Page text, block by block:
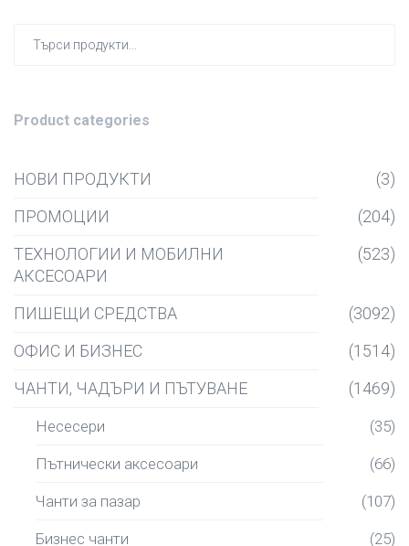
Product categories
НОВИ ПРОДУКТИ
(3)
ПРОМОЦИИ
(204)
ТЕХНОЛОГИИ И МОБИЛНИ
АКСЕСОАРИ
(523)
ПИШЕЩИ СРЕДСТВА
(3092)
ОФИС И БИЗНЕС
(1514)
ЧАНТИ, ЧАДЪРИ И ПЪТУВАНЕ
(1469)
Несесери (35)
Пътнически аксесоари (66)
Чанти за пазар (107)
Бизнес чанти (25)